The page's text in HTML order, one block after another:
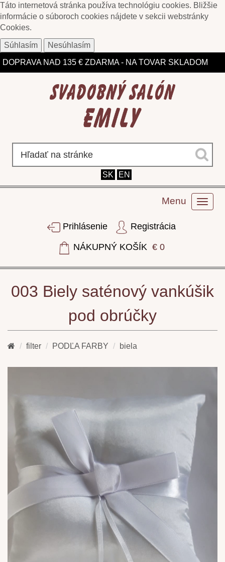
Táto internetová stránka používa technológiu cookies. Bližšie
informácie o súboroch cookies nájdete v sekcii webstránky
Cookies.
Súhlasím Nesúhlasím
ZĽAVY DO 75% NA VYBRANÉ MODELY
DOPRAVA NAD 135 € ZDARMA - NA TOVAR SKLADOM
SK EN
Menu
Prihlásenie Registrácia
NÁKUPNÝ KOŠÍK € 0
003 Biely saténový vankúšik
pod obrúčky
filter PODĽA FARBY biela